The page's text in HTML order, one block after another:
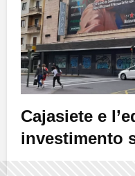
Cajasiete e
investimento